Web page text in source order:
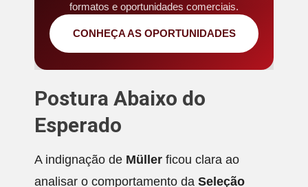
formatos e oportunidades comerciais.
CONHEÇA AS OPORTUNIDADES
Postura Abaixo do
Esperado
A indignação de Müller ficou clara ao
analisar o comportamento da Seleção